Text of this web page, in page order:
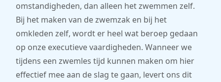
omstandigheden, dan alleen het zwemmen zelf.
Bij het maken van de zwemzak en bij het
omkleden zelf, wordt er heel wat beroep gedaan
op onze executieve vaardigheden. Wanneer we
tijdens een zwemles tijd kunnen maken om hier
effectief mee aan de slag te gaan, levert ons dit